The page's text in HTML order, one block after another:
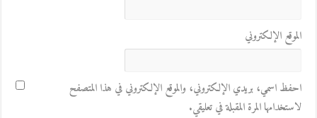
الموقع الإلكتروني
احفظ اسمي، بريدي الإلكتروني، والموقع الإلكتروني في هذا المتصفح
لاستخدامها المرة المقبلة في تعليقي.